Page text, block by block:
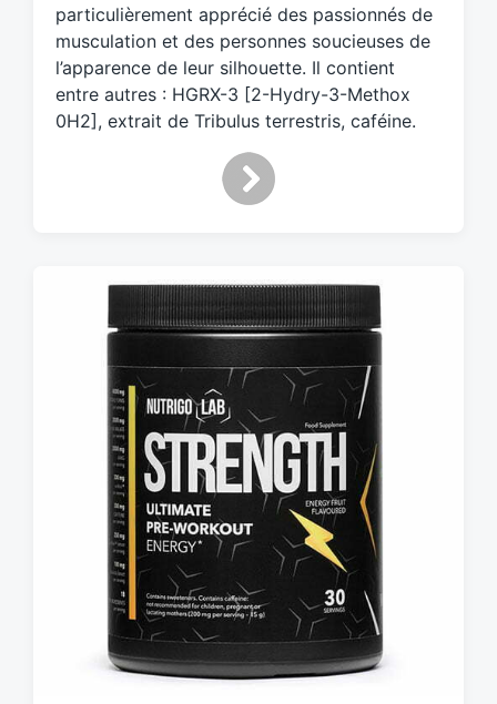
t
h
particulièrement apprécié des passionnés de
musculation et des personnes soucieuses de
l’apparence de leur silhouette. Il contient
entre autres : HGRX-3 [2-Hydry-3-Methox
0H2], extrait de Tribulus terrestris, caféine.